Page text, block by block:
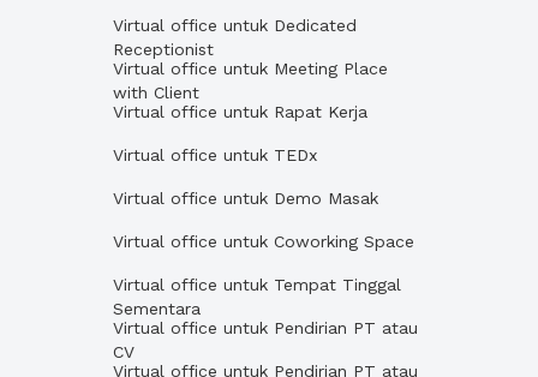
Virtual office untuk Dedicated
Receptionist
Virtual office untuk Meeting Place
with Client
Virtual office untuk Rapat Kerja
Virtual office untuk TEDx
Virtual office untuk Demo Masak
Virtual office untuk Coworking Space
Virtual office untuk Tempat Tinggal
Sementara
Virtual office untuk Pendirian PT atau
CV
Virtual office untuk Pendirian PT atau